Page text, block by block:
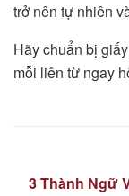
trở nên tự nhiên
Hãy chuẩn bị
mỗi liên từ ngay
3 Thành Ngữ